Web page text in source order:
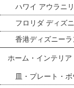
ハワイ アウラニ
フロリダ ディズ
香港ディズニーラ
ホーム・インテリア
皿・プレート・